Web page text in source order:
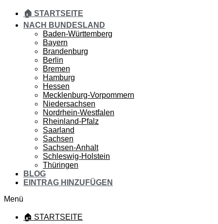
🏠 STARTSEITE
NACH BUNDESLAND
Baden-Württemberg
Bayern
Brandenburg
Berlin
Bremen
Hamburg
Hessen
Mecklenburg-Vorpommern
Niedersachsen
Nordrhein-Westfalen
Rheinland-Pfalz
Saarland
Sachsen
Sachsen-Anhalt
Schleswig-Holstein
Thüringen
BLOG
EINTRAG HINZUFÜGEN
Menü
🏠 STARTSEITE